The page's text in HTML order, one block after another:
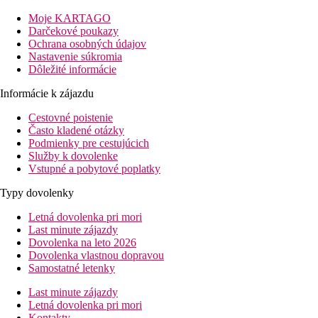
niekoľko metrov od hotela. Pre svojich klientov ponúka útulne
zariadené izby s výhľadom do záhrady alebo na bazén. Svojou
širokou škálou služieb, uspokojí všetky potreby klienta. Hotel
odporúčame pre všetky vekové kategórie.
pláže: 150 m
centra: 350 m
nákupných možností: 350 m
Vybavenie izby
Štandardná izba
telefón
vlastné sociálne zariadenie (kúpeľňa, sušič vlasov, WC)
minichladnička
balkón alebo terasa
výhľad do záhrady
Trojlôžková izba
Rodinná izba
priestrannejšia miestnosť
Moje KARTAGO
Darčekové poukazy
Ochrana osobných údajov
Nastavenie súkromia
Dôležité informácie
Informácie k zájazdu
Cestovné poistenie
Často kladené otázky
Podmienky pre cestujúcich
Služby k dovolenke
Vstupné a pobytové poplatky
Typy dovolenky
Letná dovolenka pri mori
Last minute zájazdy
Dovolenka na leto 2026
Dovolenka vlastnou dopravou
Samostatné letenky
Last minute zájazdy
Letná dovolenka pri mori